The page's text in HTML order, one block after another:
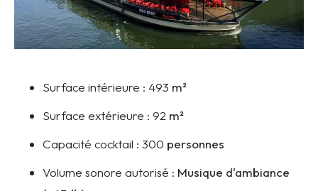
Surface intérieure : 493 m²
Surface extérieure : 92 m²
Capacité cocktail : 300 personnes
Volume sonore autorisé : Musique d'ambiance